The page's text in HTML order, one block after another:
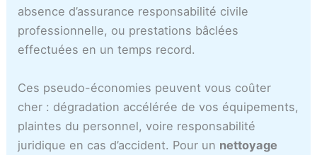
absence d’assurance responsabilité civile
professionnelle, ou prestations bâclées
effectuées en un temps record.
Ces pseudo-économies peuvent vous coûter
cher : dégradation accélérée de vos équipements,
plaintes du personnel, voire responsabilité
juridique en cas d’accident. Pour un nettoyage